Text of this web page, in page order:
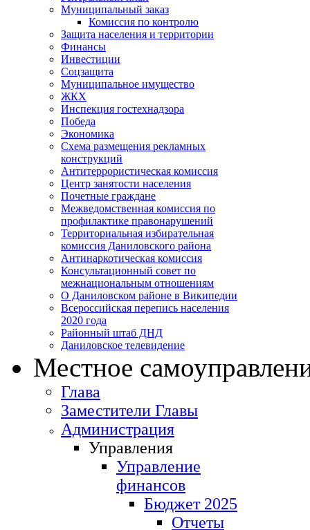
Муниципальный заказ
Комиссия по контролю
Защита населения и территории
Финансы
Инвестиции
Соцзащита
Муниципальное имущество
ЖКХ
Инспекция гостехнадзора
Победа
Экономика
Схема размещения рекламных
конструкций
Антитеррористическая комиссия
Центр занятости населения
Почетные граждане
Межведомственная комиссия по
профилактике правонарушений
Территориальная избирательная
комиссия Даниловского района
Антинаркотическая комиссия
Консультационный совет по
межнациональным отношениям
О Даниловском районе в Википедии
Всероссийская перепись населения
2020 года
Районный штаб ДНД
Даниловское телевидение
Местное
Глава
Заместители Главы
Администрация
Управления
Управление
финансов
Бюджет 2025
Отчеты